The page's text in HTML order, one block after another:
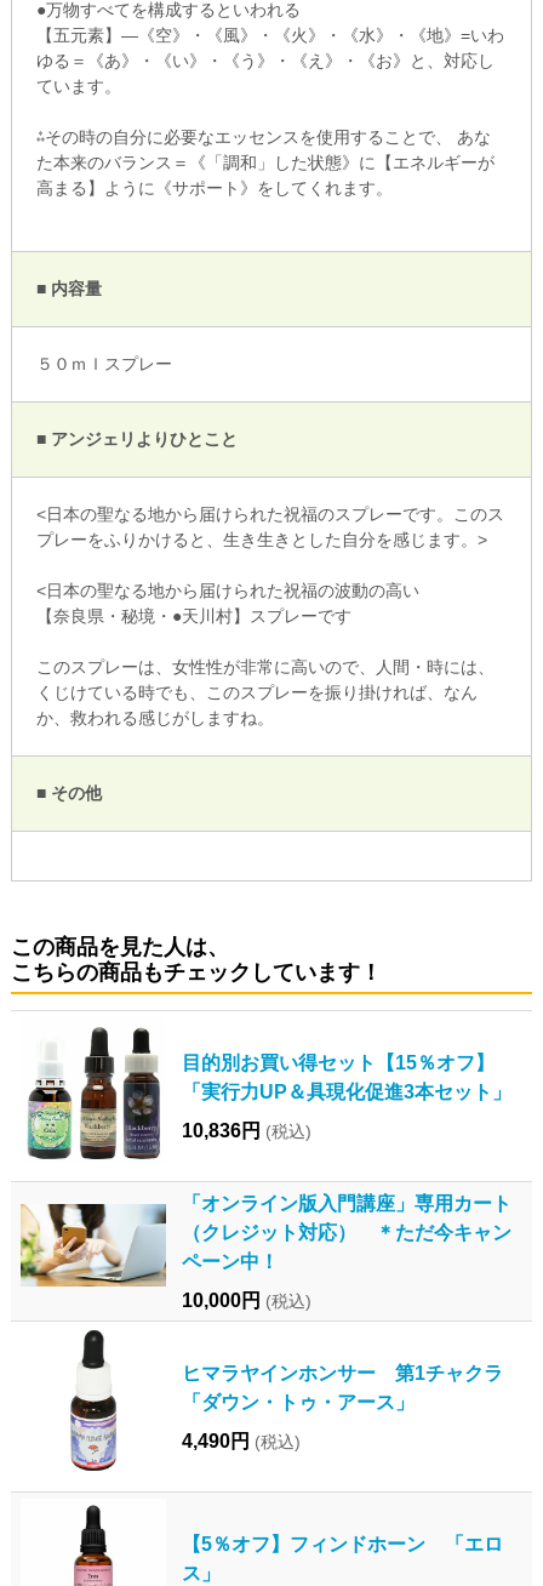
●万物すべてを構成するといわれる
【五元素】―《空》・《風》・《火》・《水》・《地》=いわ
ゆる＝《あ》・《い》・《う》・《え》・《お》と、対応し
ています。
⁂その時の自分に必要なエッセンスを使用することで、 あな
た本来のバランス＝《「調和」した状態》に【エネルギーが
高まる】ように《サポート》をしてくれます。
■ 内容量
５０ｍｌスプレー
■ アンジェリよりひとこと
<日本の聖なる地から届けられた祝福のスプレーです。このス
プレーをふりかけると、生き生きとした自分を感じます。>
<日本の聖なる地から届けられた祝福の波動の高い
【奈良県・秘境・●天川村】スプレーです
このスプレーは、女性性が非常に高いので、人間・時には、
くじけている時でも、このスプレーを振り掛ければ、なん
か、救われる感じがしますね。
■ その他
この商品を見た人は、
こちらの商品もチェックしています！
目的別お買い得セット【15％オフ】
「実行力UP＆具現化促進3本セット」
10,836円 (税込)
「オンライン版入門講座」専用カート
（クレジット対応） ＊ただ今キャン
ペーン中！
10,000円 (税込)
ヒマラヤインホンサー 第1チャクラ
「ダウン・トゥ・アース」
4,490円 (税込)
【5％オフ】フィンドホーン 「エロ
ス」